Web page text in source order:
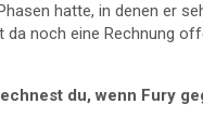
hatte, in denen er
da noch eine Rechnung
du, wenn Fury